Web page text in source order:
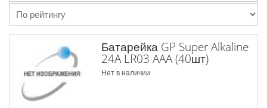
Батарейка GP Super Alkaline
24A LR03 AAA (40шт)
Нет в наличии